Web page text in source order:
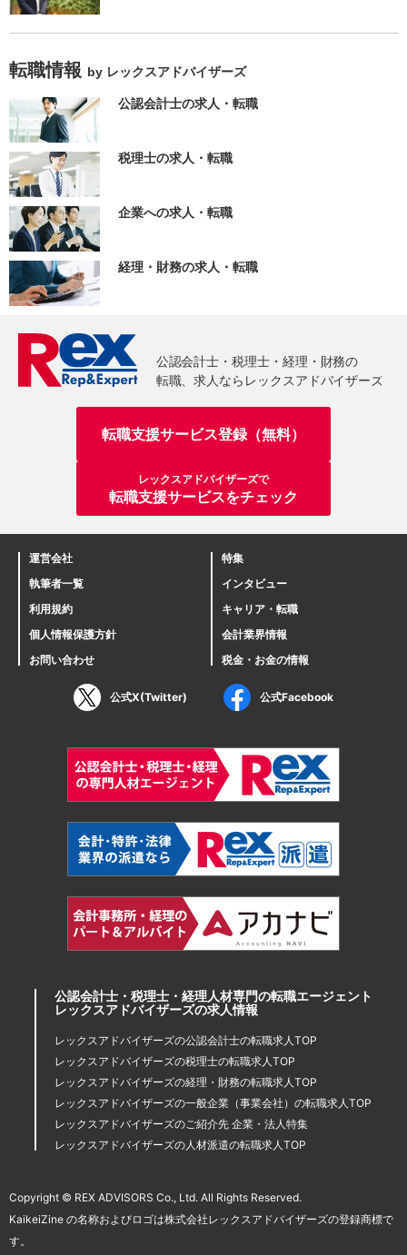
転職情報 by レックスアドバイザーズ
公認会計士の求人・転職
税理士の求人・転職
企業への求人・転職
経理・財務の求人・転職
転職支援サービス登録（無料）
レックスアドバイザーズで
転職支援サービスをチェック
運営会社
執筆者一覧
利用規約
個人情報保護方針
お問い合わせ
特集
インタビュー
キャリア・転職
会計業界情報
税金・お金の情報
公式X(Twitter) 公式Facebook
公認会計士・税理士・経理人材専門の転職エージェント
レックスアドバイザーズの求人情報
レックスアドバイザーズの公認会計士の転職求人TOP
レックスアドバイザーズの税理士の転職求人TOP
レックスアドバイザーズの経理・財務の転職求人TOP
レックスアドバイザーズの一般企業（事業会社）の転職求人TOP
レックスアドバイザーズのご紹介先 企業・法人特集
レックスアドバイザーズの人材派遣の転職求人TOP
Copyright © REX ADVISORS Co., Ltd. All Rights Reserved.
KaikeiZine の名称およびロゴは株式会社レックスアドバイザーズの登録商標で
す。